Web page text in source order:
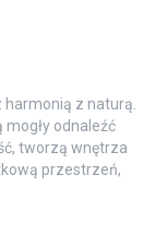
z naturą.
odnaleźć
tworzą wnętrza
przestrzeń,